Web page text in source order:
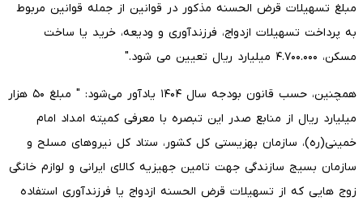
مبلغ تسهیلات قرض الحسنه مذکور در قوانین از جمله قوانین مربوط
به پرداخت تسهیلات ازدواج، فرزندآوری و ودیعه، خرید یا ساخت
مسکن، ۴.۷۰۰.۰۰۰ میلیارد ریال تعیین می شود."
همچنین، حسب قانون بودجه سال ۱۴۰۴ یادآور می‌شود: " مبلغ ۵۰ هزار
میلیارد ریال از منابع صدر این تبصره با معرفی کمیته امداد امام
خمینی(ره)، سازمان بهزیستی کل کشور، ستاد کل نیروهای مسلح و
سازمان بسیج سازندگی جهت تامین جهیزیه کالای ایرانی و لوازم خانگی
زوج هایی که از تسهیلات قرض الحسنه ازدواج یا فرزندآوری استفاده